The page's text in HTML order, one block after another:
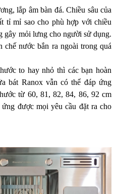
lắp âm bàn đá. Chiều sâu của
tỉ mỉ sao cho phù hợp với chiều
mỏi lưng cho người sử dụng.
chế nước bắn ra ngoài trong quá
to hay nhỏ thì các bạn hoàn
bát Ranox vẫn có thể đáp ứng
từ 60, 81, 82, 84, 86, 92 cm
được mọi yêu cầu đặt ra cho